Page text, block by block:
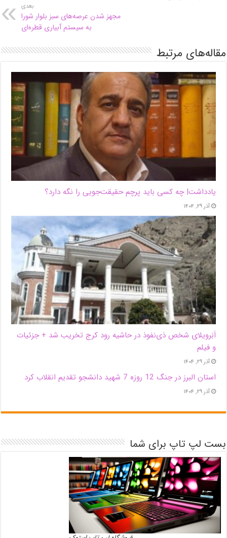
بعدی
مجهز شدن عرصه‌های سبز بلوار شورا
به سیستم آبیاری قطره‌ای
مقاله‌های مرتبط
یادداشت| ‌چه کسی باید پرچم حقیقت‌جویی را نگه دارد؟
آذر ۲۹, ۱۴۰۴
اَبَر‌ویلای شخص ذی‌نفوذ در حاشیه‌ رود کرج تخریب شد + جزئیات
و فیلم
آذر ۲۹, ۱۴۰۴
استان البرز در جنگ 12 روزه 7 شهید دانشجو تقدیم انقلاب کرد
آذر ۲۹, ۱۴۰۴
بست لپ تاپ برای شما